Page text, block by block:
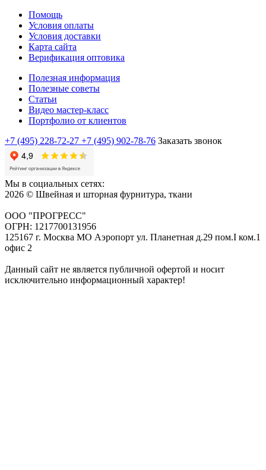
Помощь
Условия оплаты
Условия доставки
Карта сайта
Верификация оптовика
Полезная информация
Полезные советы
Статьи
Видео мастер-класс
Портфолио от клиентов
+7 (495) 228-72-27 +7 (495) 902-78-76 Заказать звонок
Мы в социальных сетях:
2026 © Швейная и шторная фурнитура, ткани
ООО "ПРОГРЕСС"
ОГРН: 1217700131956
125167 г. Москва МО Аэропорт ул. Планетная д.29 пом.I ком.1
офис 2
Данный сайт не является публичной офертой и носит
исключительно информационный характер!